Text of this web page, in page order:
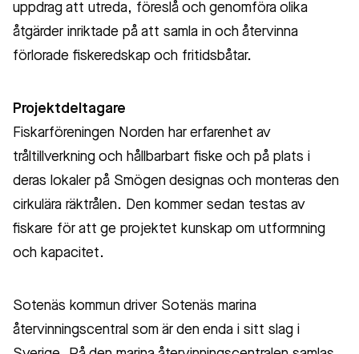
uppdrag att utreda, föreslå och genomföra olika
åtgärder inriktade på att samla in och återvinna
förlorade fiskeredskap och fritidsbåtar.
Projektdeltagare
Fiskarföreningen Norden har erfarenhet av
tråltillverkning och hållbarbart fiske och på plats i
deras lokaler på Smögen designas och monteras den
cirkulära räktrålen. Den kommer sedan testas av
fiskare för att ge projektet kunskap om utformning
och kapacitet.
Sotenäs kommun driver Sotenäs marina
återvinningscentral som är den enda i sitt slag i